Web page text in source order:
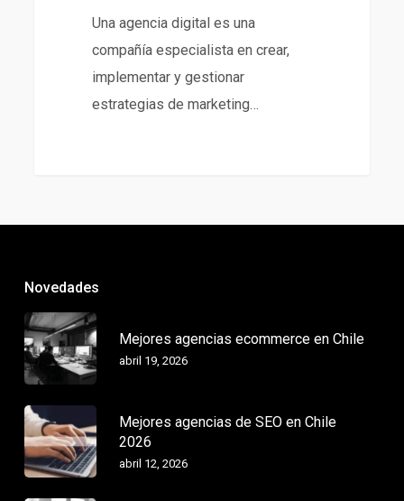
Una agencia digital es una
compañía especialista en crear,
implementar y gestionar
estrategias de marketing…
Novedades
Mejores agencias ecommerce en Chile
abril 19, 2026
Mejores agencias de SEO en Chile
2026
abril 12, 2026